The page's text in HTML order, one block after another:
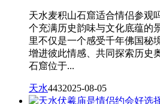
天水麦积山石窟适合情侣参观
个充满历史韵味与文化底蕴的
里不仅是一个感受千年佛国秘
增进彼此情感、共同探索历史
石窟位于...
天水4432025-08-05